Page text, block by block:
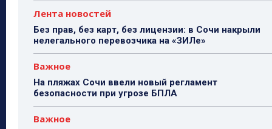
Лента новостей
Без прав, без карт, без лицензии: в Сочи накрыли
нелегального перевозчика на «ЗИЛе»
Важное
На пляжах Сочи ввели новый регламент
безопасности при угрозе БПЛА
Важное